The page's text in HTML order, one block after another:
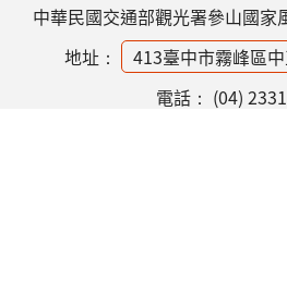
中華民國交通部觀光署參山國家
地址：
413臺中市霧峰區
電話： (04)